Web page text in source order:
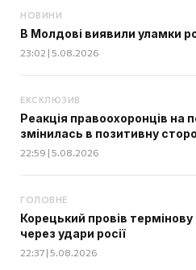
НОВИНИ
В Молдові виявили уламки
23:02 | 5.08.2026
ЕКСКЛЮЗИВ
Реакція правоохоронців на
змінилась в позитивну
22:59 | 5.08.2026
ГОЛОВНЕ
Корецький провів
через удари росії
22:37 | 5.08.2026